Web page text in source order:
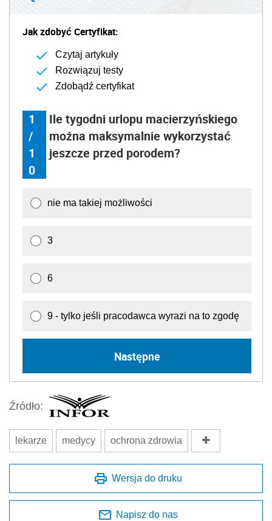
Jak zdobyć Certyfikat:
Czytaj artykuły
Rozwiązuj testy
Zdobądź certyfikat
1
/
1
0
Ile tygodni urlopu macierzyńskiego
można maksymalnie wykorzystać
jeszcze przed porodem?
nie ma takiej możliwości
3
6
9 - tylko jeśli pracodawca wyrazi na to zgodę
Następne
Źródło:
lekarze medycy ochrona zdrowia
Wersja do druku
Napisz do nas